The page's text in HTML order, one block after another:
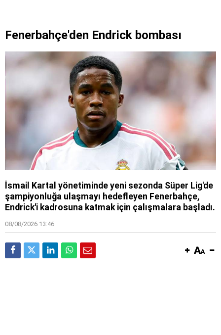
Fenerbahçe'den Endrick bombası
İsmail Kartal yönetiminde yeni sezonda Süper Lig'de
şampiyonluğa ulaşmayı hedefleyen Fenerbahçe,
Endrick'i kadrosuna katmak için çalışmalara başladı.
08/08/2026 13:46